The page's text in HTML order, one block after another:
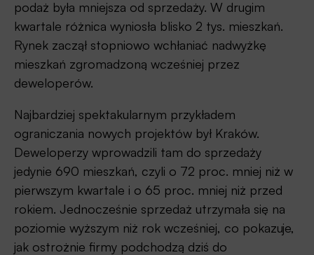
podaż była mniejsza od sprzedaży. W drugim
kwartale różnica wyniosła blisko 2 tys. mieszkań.
Rynek zaczął stopniowo wchłaniać nadwyżkę
mieszkań zgromadzoną wcześniej przez
deweloperów.
Najbardziej spektakularnym przykładem
ograniczania nowych projektów był Kraków.
Deweloperzy wprowadzili tam do sprzedaży
jedynie 690 mieszkań, czyli o 72 proc. mniej niż w
pierwszym kwartale i o 65 proc. mniej niż przed
rokiem. Jednocześnie sprzedaż utrzymała się na
poziomie wyższym niż rok wcześniej, co pokazuje,
jak ostrożnie firmy podchodzą dziś do